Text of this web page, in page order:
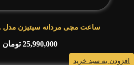
ساعت مچی مردانه سیتیزن مدل AN8169-58L
25,990,000 تومان
افزودن به سبد خرید